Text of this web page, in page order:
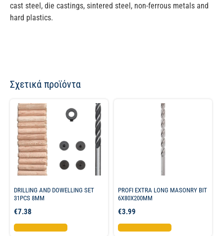
cast steel, die castings, sintered steel, non-ferrous metals and
hard plastics.
Σχετικά προϊόντα
DRILLING AND DOWELLING SET
31PCS 8MM
€7.38
Προσθήκη στο καλάθι
PROFI EXTRA LONG MASONRY BIT
6X80X200MM
€3.99
Προσθήκη στο καλάθι